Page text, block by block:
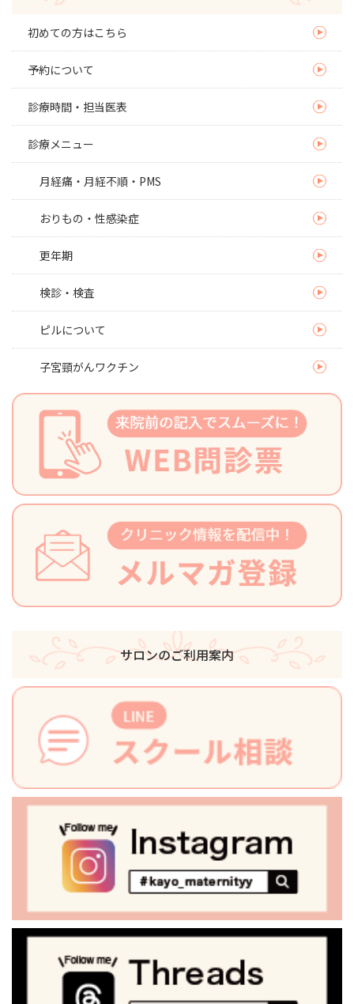
初めての方はこちら
予約について
診療時間・担当医表
診療メニュー
月経痛・月経不順・PMS
おりもの・性感染症
更年期
検診・検査
ピルについて
子宮頸がんワクチン
サロンのご利用案内